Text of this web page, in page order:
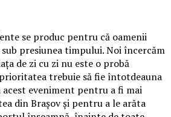
se produc pentru că oamenii
presiunea timpului. Noi încercăm
de zi cu zi nu este o probă
trebuie să fie întotdeauna
eveniment pentru a fi mai
din Brașov și pentru a le arăta